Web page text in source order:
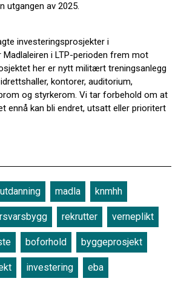
utgangen av 2025.
investeringsprosjekter i
i LTP-perioden frem mot
her er nytt militært treningsanlegg
kontorer, auditorium,
og styrkerom. Vi tar forbehold om at
ennå kan bli endret, utsatt eller prioritert
madla knmhh
rekrutter verneplikt
boforhold byggeprosjekt
investering eba